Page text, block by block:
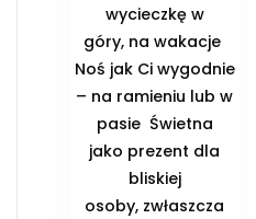
wycieczkę w
góry, na wakacje ️
Noś jak Ci wygodnie
– na ramieniu lub w
pasie ️ Świetna
jako prezent dla
bliskiej
osoby, zwłaszcza